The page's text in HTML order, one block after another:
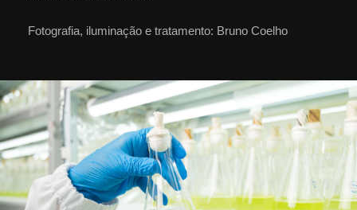
Fotografia, iluminação e tratamento: Bruno Coelho